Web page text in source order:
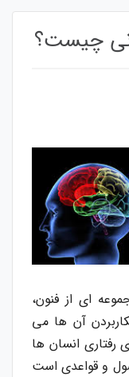
چیست؟
ای از فنون،
آن ها می
رفتاری انسان ها
و قواعدی است